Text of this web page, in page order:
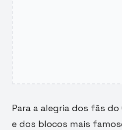
Para a alegria dos fãs do
e dos blocos mais